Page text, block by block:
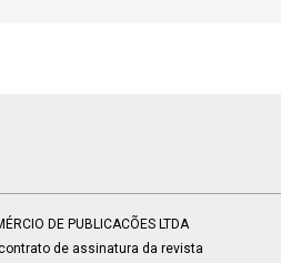
DE PUBLICACÕES LTDA
de assinatura da revista